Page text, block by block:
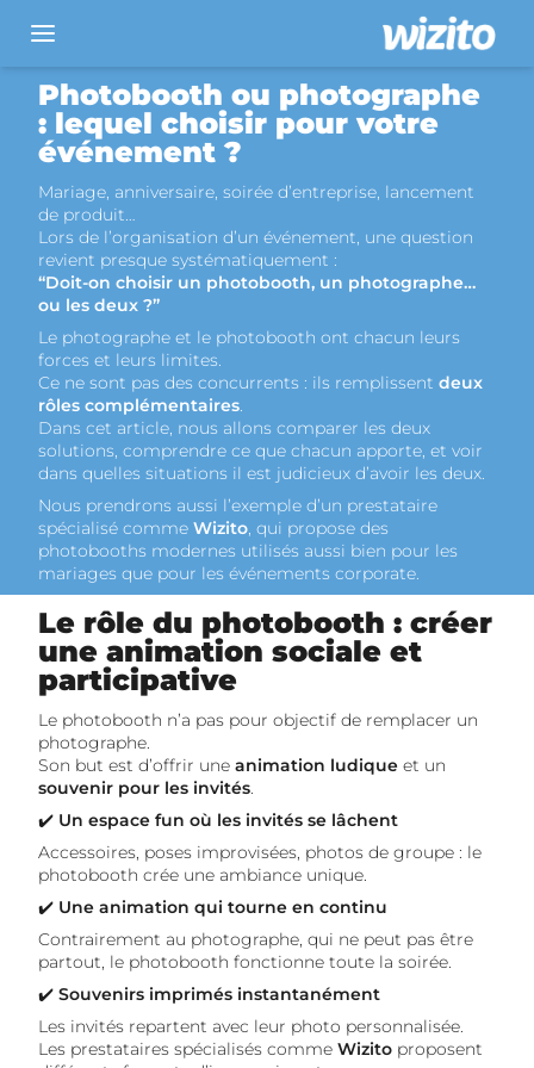
Location photobooth
Animation photobooth
Blog
À propos
Nous contacter
Photobooth ou photographe
: lequel choisir pour votre
événement ?
Mariage, anniversaire, soirée d’entreprise, lancement
de produit…
Lors de l’organisation d’un événement, une question
revient presque systématiquement :
“Doit-on choisir un photobooth, un photographe…
ou les deux ?”
Le photographe et le photobooth ont chacun leurs
forces et leurs limites.
Ce ne sont pas des concurrents : ils remplissent deux
rôles complémentaires.
Dans cet article, nous allons comparer les deux
solutions, comprendre ce que chacun apporte, et voir
dans quelles situations il est judicieux d’avoir les deux.
Nous prendrons aussi l’exemple d’un prestataire
spécialisé comme Wizito, qui propose des
photobooths modernes utilisés aussi bien pour les
mariages que pour les événements corporate.
Le rôle du photobooth : créer
une animation sociale et
participative
Le photobooth n’a pas pour objectif de remplacer un
photographe.
Son but est d’offrir une animation ludique et un
souvenir pour les invités.
✔️ Un espace fun où les invités se lâchent
Accessoires, poses improvisées, photos de groupe : le
photobooth crée une ambiance unique.
✔️ Une animation qui tourne en continu
Contrairement au photographe, qui ne peut pas être
partout, le photobooth fonctionne toute la soirée.
✔️ Souvenirs imprimés instantanément
Les invités repartent avec leur photo personnalisée.
Les prestataires spécialisés comme Wizito proposent